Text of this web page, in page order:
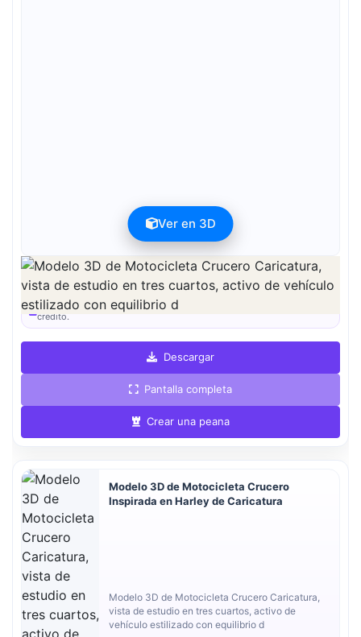
Ver en 3D
La vista previa se puede descargar gratis. La calidad completa está
disponible tras el registro por 1 crédito.
La vista previa es gratis. La calidad completa requiere registro y 1
crédito.
Descargar
Pantalla completa
Crear una peana
Modelo 3D de Motocicleta Crucero
Inspirada en Harley de Caricatura
Modelo 3D de Motocicleta Crucero Caricatura,
vista de estudio en tres cuartos, activo de
vehículo estilizado con equilibrio d